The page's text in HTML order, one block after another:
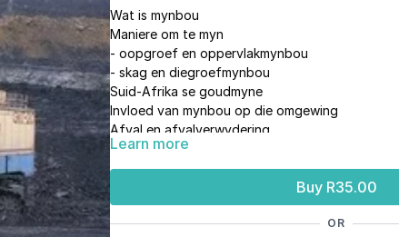
Wat is mynbou
Maniere om te myn
- oopgroef en oppervlakmynbou
- skag en diegroefmynbou
Suid-Afrika se goudmyne
Invloed van mynbou op die omgewing
Afval en afvalverwydering
Learn more
Buy R35.00
OR